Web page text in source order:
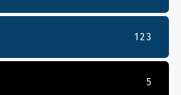
123
5